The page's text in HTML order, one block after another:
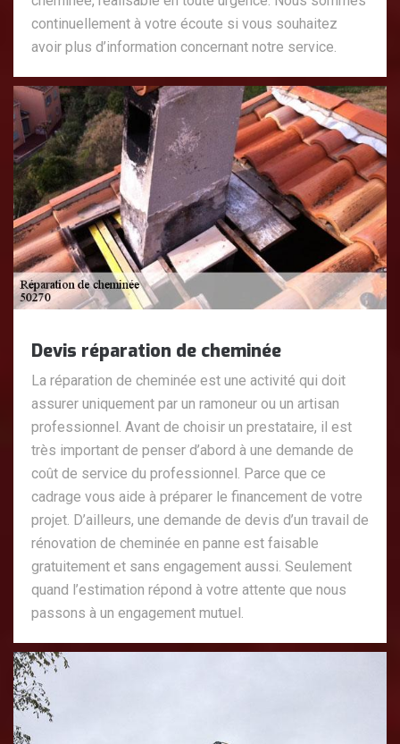
continuellement à votre écoute si vous souhaitez
avoir plus d’information concernant notre service.
Devis réparation de cheminée
La réparation de cheminée est une activité qui doit
assurer uniquement par un ramoneur ou un artisan
professionnel. Avant de choisir un prestataire, il est
très important de penser d’abord à une demande de
coût de service du professionnel. Parce que ce
cadrage vous aide à préparer le financement de votre
projet. D’ailleurs, une demande de devis d’un travail de
rénovation de cheminée en panne est faisable
gratuitement et sans engagement aussi. Seulement
quand l’estimation répond à votre attente que nous
passons à un engagement mutuel.